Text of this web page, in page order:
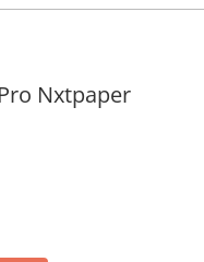
Nxtpaper